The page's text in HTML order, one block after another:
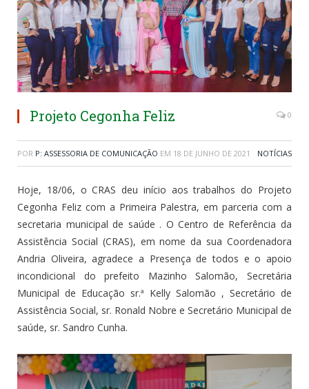
Projeto Cegonha Feliz 0
POR P: ASSESSORIA DE COMUNICAÇÃO EM 18 DE JUNHO DE 2021 NOTÍCIAS
Hoje, 18/06, o CRAS deu início aos trabalhos do Projeto
Cegonha Feliz com a Primeira Palestra, em parceria com a
secretaria municipal de saúde . O Centro de Referência da
Assistência Social (CRAS), em nome da sua Coordenadora
Andria Oliveira, agradece a Presença de todos e o apoio
incondicional do prefeito Mazinho Salomão, Secretária
Municipal de Educação sr.ª Kelly Salomão , Secretário de
Assistência Social, sr. Ronald Nobre e Secretário Municipal de
saúde, sr. Sandro Cunha.